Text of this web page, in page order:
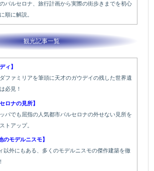
バルセロナ、旅行計画から実際の街歩きまでを初心
順に解説。
観光記事一覧
ィ】
ファミリアを筆頭に天才のガウデイの残した世界遺
必見！
ロナの見所】
パでも屈指の人気都市バルセロナの外せない見所を
トアップ。
のモデルニスモ】
以外にもある、多くのモデルニスモの傑作建築を徹